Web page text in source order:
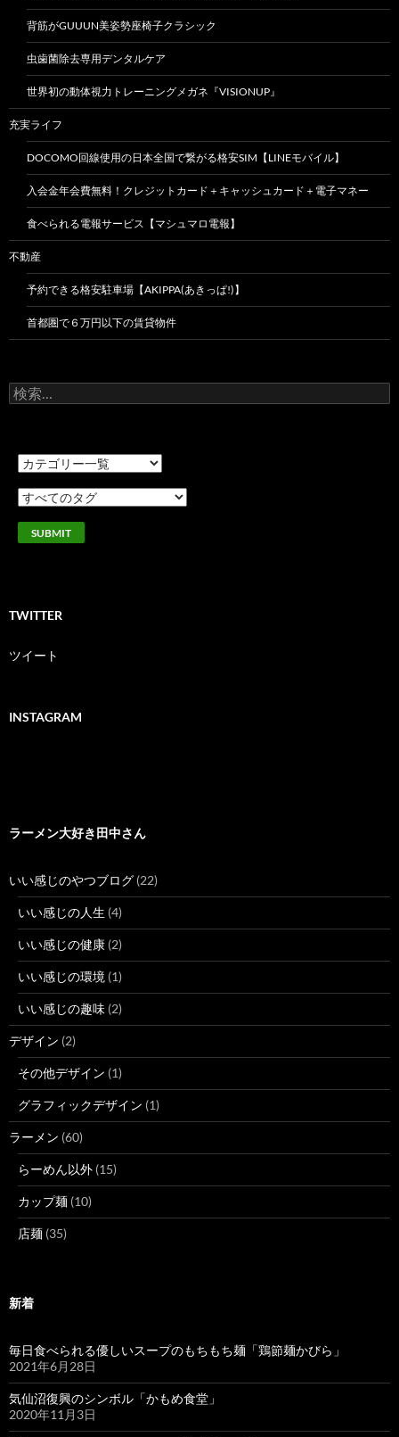
背筋がGUUUN美姿勢座椅子クラシック
虫歯菌除去専用デンタルケア
世界初の動体視力トレーニングメガネ『VISIONUP』
充実ライフ
DOCOMO回線使用の日本全国で繋がる格安SIM【LINEモバイル】
入会金年会費無料！クレジットカード＋キャッシュカード＋電子マネー
食べられる電報サービス【マシュマロ電報】
不動産
予約できる格安駐車場【AKIPPA(あきっぱ!)】
首都圏で６万円以下の賃貸物件
検
索:
TWITTER
ツイート
INSTAGRAM
ラーメン大好き田中さん
いい感じのやつブログ (22)
いい感じの人生 (4)
いい感じの健康 (2)
いい感じの環境 (1)
いい感じの趣味 (2)
デザイン (2)
その他デザイン (1)
グラフィックデザイン (1)
ラーメン (60)
らーめん以外 (15)
カップ麺 (10)
店麺 (35)
新着
毎日食べられる優しいスープのもちもち麺「鶏節麺かびら」
2021年6月28日
気仙沼復興のシンボル「かもめ食堂」
2020年11月3日